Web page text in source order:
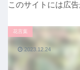
このサイトには広告
花言葉
2023.12.24